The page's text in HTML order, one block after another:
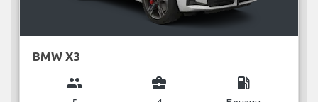
BMW X3
group business_center local_gas_station